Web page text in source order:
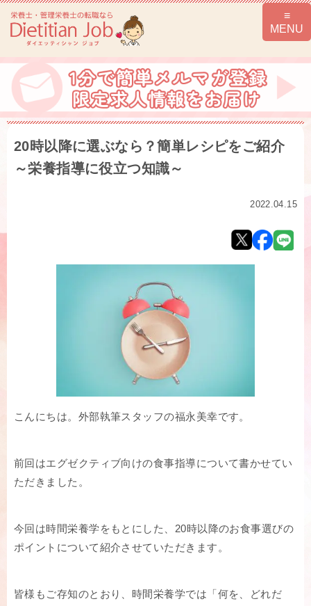
20時以降に選ぶなら？簡単レシピをご紹介
～栄養指導に役立つ知識～
2022.04.15
こんにちは。外部執筆スタッフの福永美幸です。
前回はエグゼクティブ向けの食事指導について書かせてい
ただきました。
今回は時間栄養学をもとにした、20時以降のお食事選びの
ポイントについて紹介させていただきます。
皆様もご存知のとおり、時間栄養学では「何を、どれだ